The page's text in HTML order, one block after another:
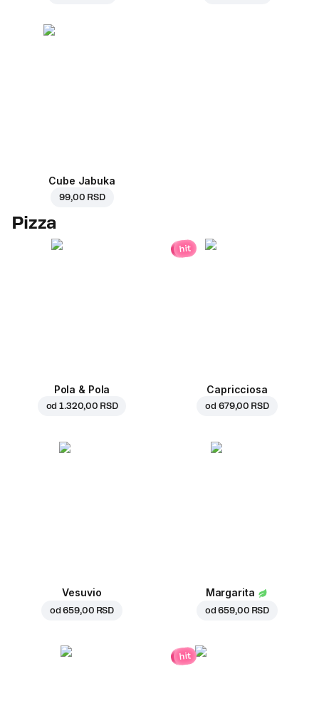
Cube Jabuka
99,00 RSD
Pizza
Pola & Pola
od1.320,00 RSD
hit
Capricciosa
od 679,00 RSD
Vesuvio
od659,00 RSD
Margarita
od659,00 RSD
hit